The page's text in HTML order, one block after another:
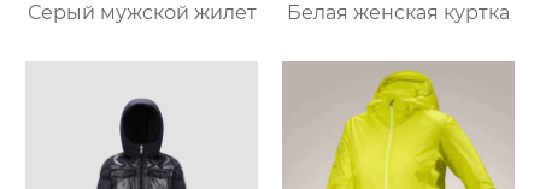
Серый мужской жилет Белая женская куртка